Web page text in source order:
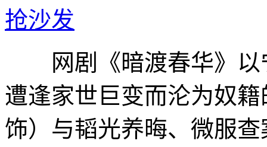
抢沙发
网剧《暗渡春华》以
遭逢家世巨变而沦为奴
饰）与韬光养晦、微服